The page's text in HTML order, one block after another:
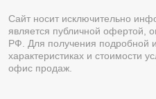
Сайт носит исключительно
является публичной офертой,
РФ. Для получения подробной
характеристиках и стоимости
офис продаж.